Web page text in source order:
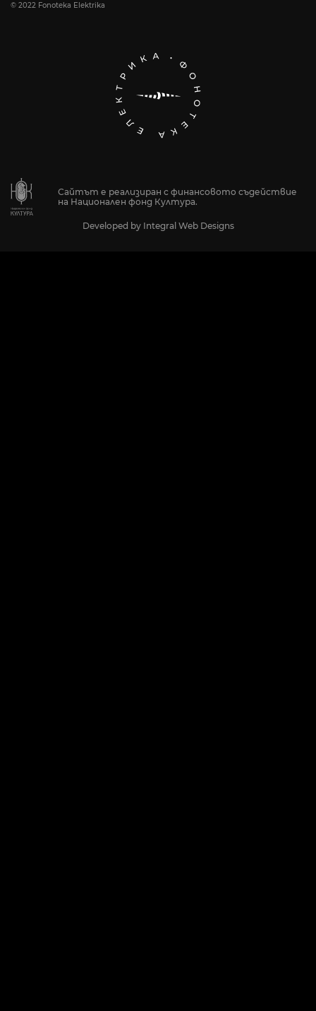
© 2022 Fonoteka Elektrika
Сайтът е реализиран с финансовото съдействие
на Национален фонд Култура.
Developed by Integral Web Designs